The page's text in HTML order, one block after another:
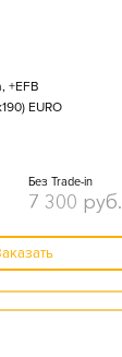
+EFB
EURO
Без Trade-in
7 300 руб.